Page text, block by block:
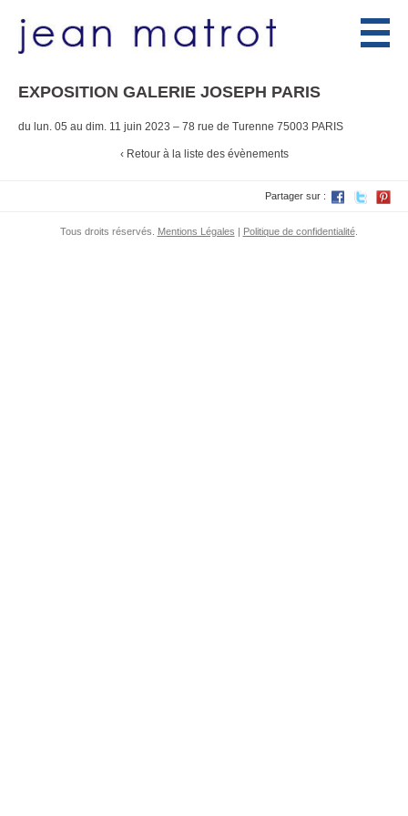
EXPOSITION GALERIE JOSEPH PARIS
du lun. 05 au dim. 11 juin 2023 – 78 rue de Turenne 75003 PARIS
‹ Retour à la liste des évènements
Partager sur :
Tous droits réservés. Mentions Légales | Politique de confidentialité.